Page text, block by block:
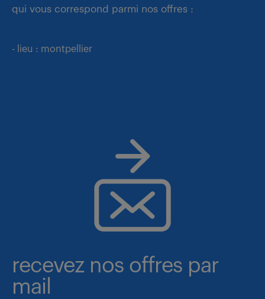
qui vous correspond parmi nos offres :
- lieu : montpellier
recevez nos offres par
mail